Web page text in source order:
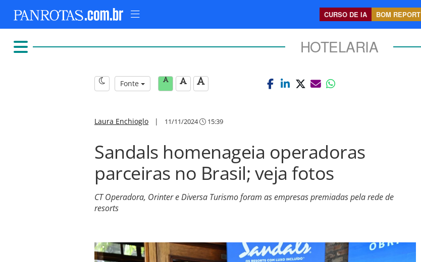
CURSO DE IA BOM REPORT
HOTELARIA
Fonte
Laura Enchioglo | 11/11/2024 15:39
Sandals homenageia operadoras
parceiras no Brasil; veja fotos
CT Operadora, Orinter e Diversa Turismo foram as empresas premiadas pela rede de
resorts